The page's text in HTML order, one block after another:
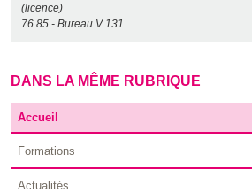
(licence)
76 85 - Bureau V 131
DANS LA MÊME RUBRIQUE
Accueil
Formations
Actualités